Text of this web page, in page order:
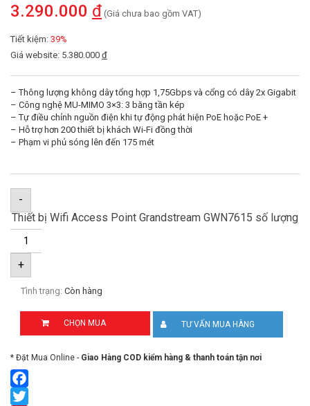
3.290.000 đ (Giá chưa bao gồm VAT)
Tiết kiệm: 39%
Giá website: 5.380.000 đ
– Thông lượng không dây tổng hợp 1,75Gbps và cổng có dây 2x Gigabit
– Công nghệ MU-MIMO 3×3: 3 băng tần kép
– Tự điều chỉnh nguồn điện khi tự động phát hiện PoE hoặc PoE +
– Hỗ trợ hơn 200 thiết bị khách Wi-Fi đồng thời
– Phạm vi phủ sóng lên đến 175 mét
-
Thiết bị Wifi Access Point Grandstream GWN7615 số lượng
+
Tình trạng: Còn hàng
CHỌN MUA TƯ VẤN MUA HÀNG
* Đặt Mua Online - Giao Hàng COD kiểm hàng & thanh toán tận nơi
Facebook